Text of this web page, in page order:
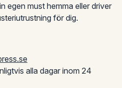
egen must hemma eller driver
för dig.
alla dagar inom 24